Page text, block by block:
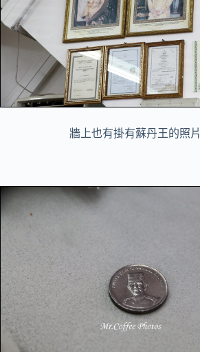
牆上也有掛有蘇丹王的照片